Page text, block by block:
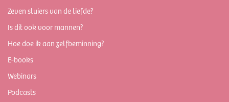
Zeven sluiers van de liefde?
Is dit ook voor mannen?
Hoe doe ik aan zelfbeminning?
E-books
Webinars
Podcasts